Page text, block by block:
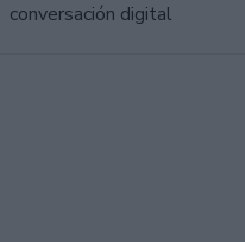
conversación digital